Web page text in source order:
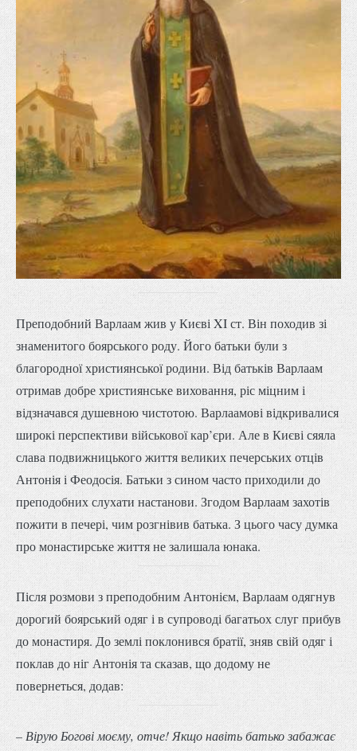
Преподобний Варлаам жив у Києві XI ст. Він походив зі
знаменитого боярського роду. Його батьки були з
благородної християнської родини. Від батьків Варлаам
отримав добре християнське виховання, ріс міцним і
відзначався душевною чистотою. Варлаамові відкривалися
широкі перспективи військової кар’єри. Але в Києві сяяла
слава подвижницького життя великих печерських отців
Антонія і Феодосія. Батьки з сином часто приходили до
преподобних слухати настанови. Згодом Варлаам захотів
пожити в печері, чим розгнівив батька. З цього часу думка
про монастирське життя не залишала юнака.
Після розмови з преподобним Антонієм, Варлаам одягнув
дорогий боярський одяг і в супроводі багатьох слуг прибув
до монастиря. До землі поклонився братії, зняв свій одяг і
поклав до ніг Антонія та сказав, що додому не
повернеться, додав:
– Вірую Богові моєму, отче! Якщо навіть батько забажає